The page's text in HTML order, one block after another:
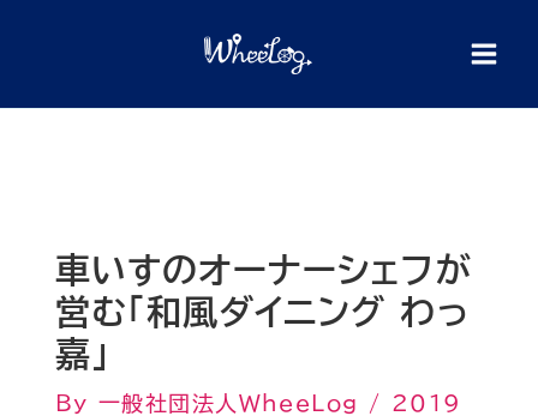
車いすのオーナーシェフが
営む「和風ダイニング わっ
嘉」
By 一般社団法人WheeLog /
2019